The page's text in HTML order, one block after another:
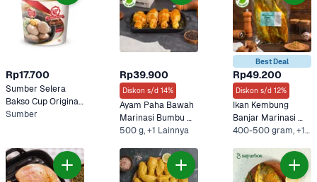
Rp17.700
Sumber Selera
Bakso Cup Original
50 gram
Sumber
Rp39.900
Diskon s/d 14%
Ayam Paha Bawah
Marinasi Bumbu
Kuning Sayurbox
500 g, +1 Lainnya
Best Deal
Rp49.200
Diskon s/d 12%
Ikan Kembung
Banjar Marinasi
Bumbu Kuning
400-500 gram, +1 Lainnya